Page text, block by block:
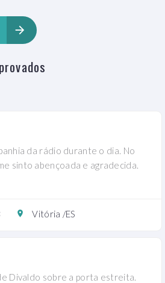
da rádio durante o dia. No
sinto abençoada e agradecida.
Vitória /ES
Divaldo sobre a porta estreita.